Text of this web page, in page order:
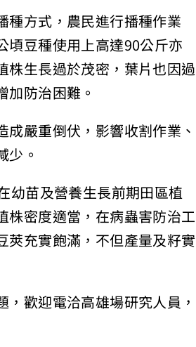
種方式，農民進行播種作業
豆種使用上高達90公斤亦
生長過於茂密，葉片也因過
加防治困難。
成嚴重倒伏，影響收割作業、
。
幼苗及營養生長前期田區植
株密度適當，在病蟲害防治工
充實飽滿，不但產量及籽實
歡迎電洽高雄場研究人員，